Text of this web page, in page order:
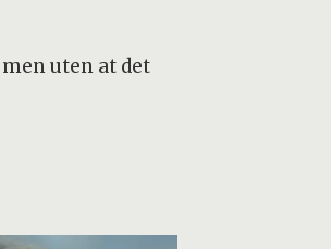
uten at det